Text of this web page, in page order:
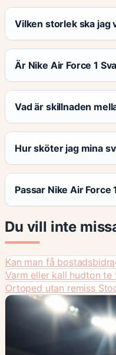
Vilken storlek ska jag
Är Nike Air Force 1
Vad är skillnaden
Hur sköter jag mina
Passar Nike Air
Du vill inte
Kan man få
Varm eller kall hudton
Ortoped utan remiss